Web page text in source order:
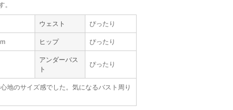
使用シーン : 親族の結婚式
使用地域 : 京都府
配でしたが、届いて着てみたらとてもぴった
し、とっても良い物だね!」と言ってくれまし
を買うのもなあ」と思っていたけど、レンタル
来ました。
。
ウェスト ぴったり
ヒップ ぴったり
アンダーバス
ト
ぴったり
地のサイズ感でした。気になるバスト周り